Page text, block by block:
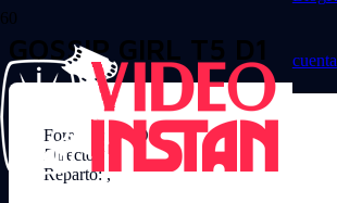
cuenta
GOSSIP GIRL T5 D1
Formato: DVD
Director:
Reparto: ,